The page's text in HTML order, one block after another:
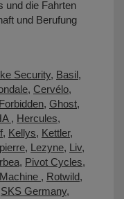
und die Fahrten
und Berufung
Security, Basil,
, Cervélo,
Forbidden, Ghost,
, Hercules,
, Kellys, Kettler,
, Lezyne, Liv,
, Pivot Cycles,
, Rotwild,
SKS Germany,